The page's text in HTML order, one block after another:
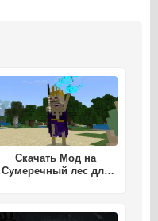
Скачать Мод на
Сумеречный лес для